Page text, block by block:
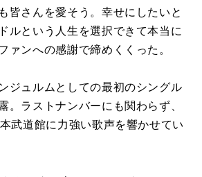
皆さんを愛そう。幸せにしたいと
ルという人生を選択できて本当に
ァンへの感謝で締めくくった。
ジュルムとしての最初のシングル
。ラストナンバーにも関わらず、
武道館に力強い歌声を響かせてい